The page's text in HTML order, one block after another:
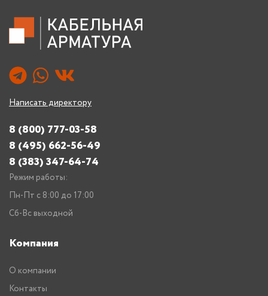
Написать директору
8 (800) 777-03-58
8 (495) 662-56-49
8 (383) 347-64-74
Режим работы:
Пн-Пт с 8:00 до 17:00
Сб-Вс выходной
Компания
О компании
Контакты